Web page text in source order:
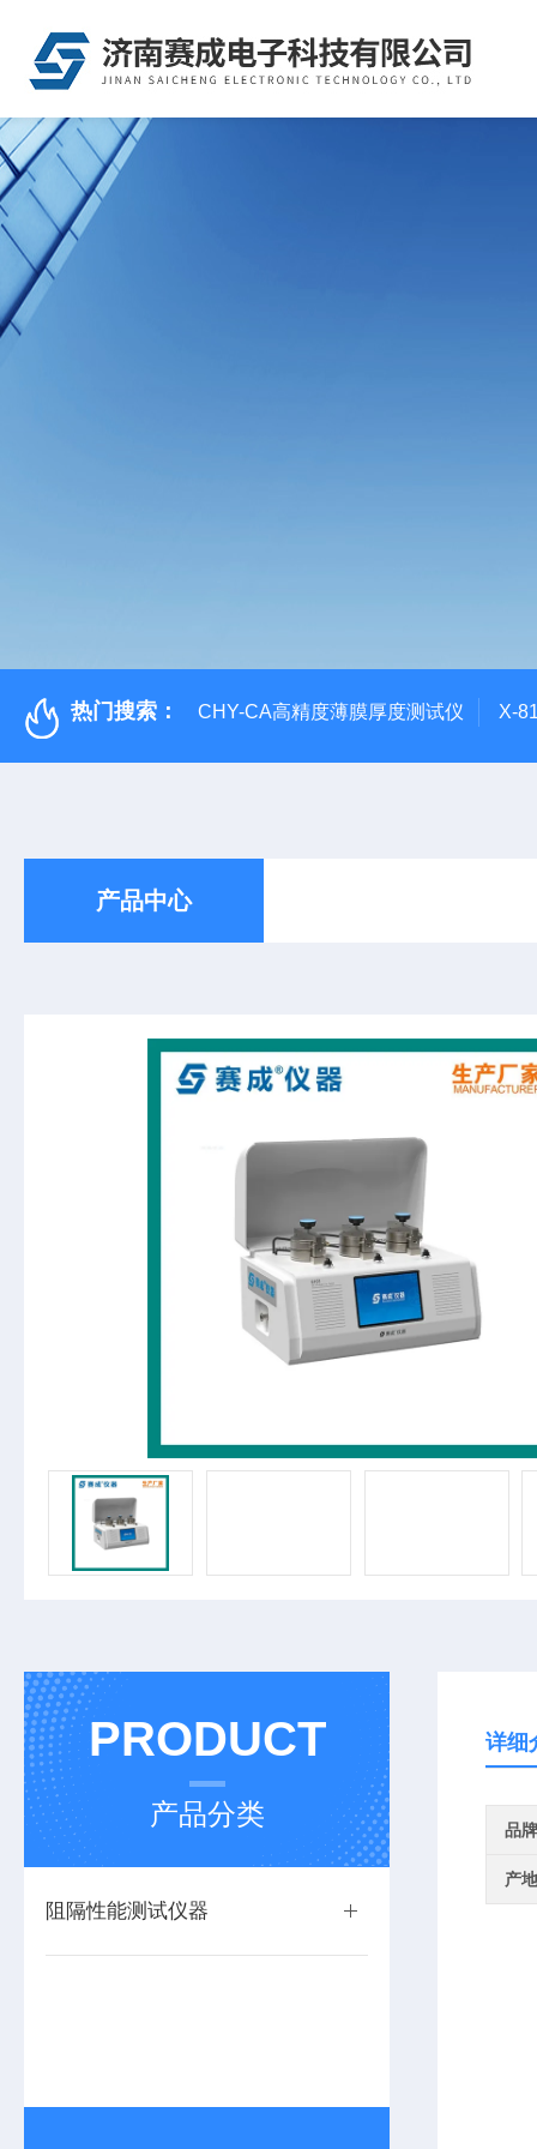
热门搜索： CHY-CA高精度薄膜厚度测试仪 X-
产品中心
PRODUCT
产品分类
阻隔性能测试仪器
详细
品牌
产